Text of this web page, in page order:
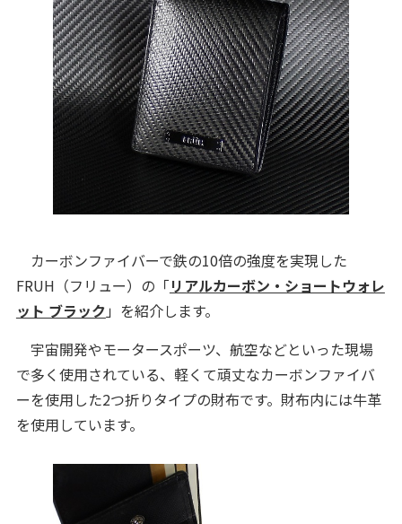
カーボンファイバーで鉄の10倍の強度を実現した
FRUH（フリュー）の「リアルカーボン・ショートウォレ
ット ブラック 」を紹介します。
宇宙開発やモータースポーツ、航空などといった現場
で多く使用されている、軽くて頑丈なカーボンファイバ
ーを使用した2つ折りタイプの財布です。財布内には牛革
を使用しています。